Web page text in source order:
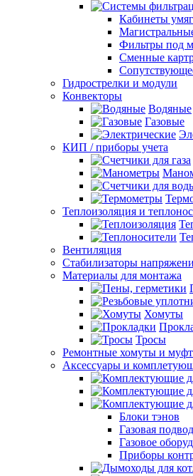
Кабинеты
Фильтры под
Сменные
Гидрострелки и модули
Конвекторы
Водяные
Газовые
КИП / приборы учета
Теплоизоляция и
Вентиляция
Стабилизаторы
Материалы для монтажа
Хомуты
Тросы
Ремонтные хомуты и
Аксессуары и
Блоки тэнов
Газовая
Газовое
Приборы